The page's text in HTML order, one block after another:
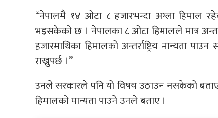
“नेपालमै १४ ओटा ८ हजारभन्दा अग्ला
भइसकेको छ । नेपालका ८ ओटा हिमालले मात्र
हजारमाथिका हिमालको अन्तर्राष्ट्रिय मान्यता
राख्नुपर्छ ।”
उनले सरकारले पनि यो विषय उठाउन नसकेको
हिमालको मान्यता पाउने उनले बताए ।